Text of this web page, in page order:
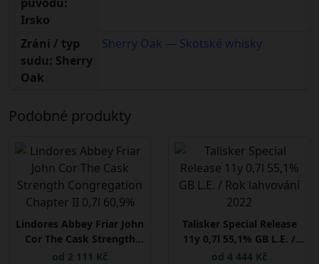
Irsko
Zrání / typ
sudu: Sherry
Oak
Sherry Oak — Skotské whisky
Podobné produkty
Lindores Abbey Friar John
Cor The Cask Strength
Congregation Chapter II
od 2 111 Kč
Talisker Special Release
11y 0,7l 55,1% GB L.E. /
Rok lahvování 2022
od 4 444 Kč